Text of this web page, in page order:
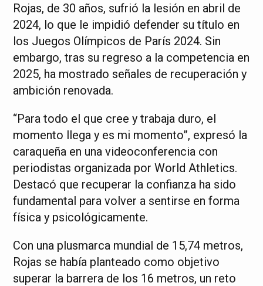
Rojas, de 30 años, sufrió la lesión en abril de
2024, lo que le impidió defender su título en
los Juegos Olímpicos de París 2024. Sin
embargo, tras su regreso a la competencia en
2025, ha mostrado señales de recuperación y
ambición renovada.
“Para todo el que cree y trabaja duro, el
momento llega y es mi momento”, expresó la
caraqueña en una videoconferencia con
periodistas organizada por World Athletics.
Destacó que recuperar la confianza ha sido
fundamental para volver a sentirse en forma
física y psicológicamente.
Con una plusmarca mundial de 15,74 metros,
Rojas se había planteado como objetivo
superar la barrera de los 16 metros, un reto